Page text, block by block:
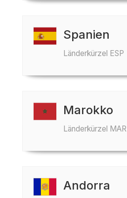
Spanien
Länderkürzel ESP
Marokko
Länderkürzel MAR
Andorra